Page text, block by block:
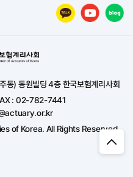
) 동원빌딩 4층 한국보험계리사회
: 02-782-7441
of Korea. All Rights Reserved.